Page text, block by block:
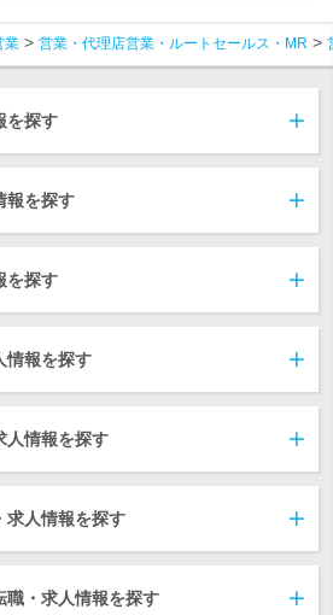
業 営業・代理店営業・ルートセールス・MR
を探す
報を探す
を探す
情報を探す
人情報を探す
求人情報を探す
職・求人情報を探す